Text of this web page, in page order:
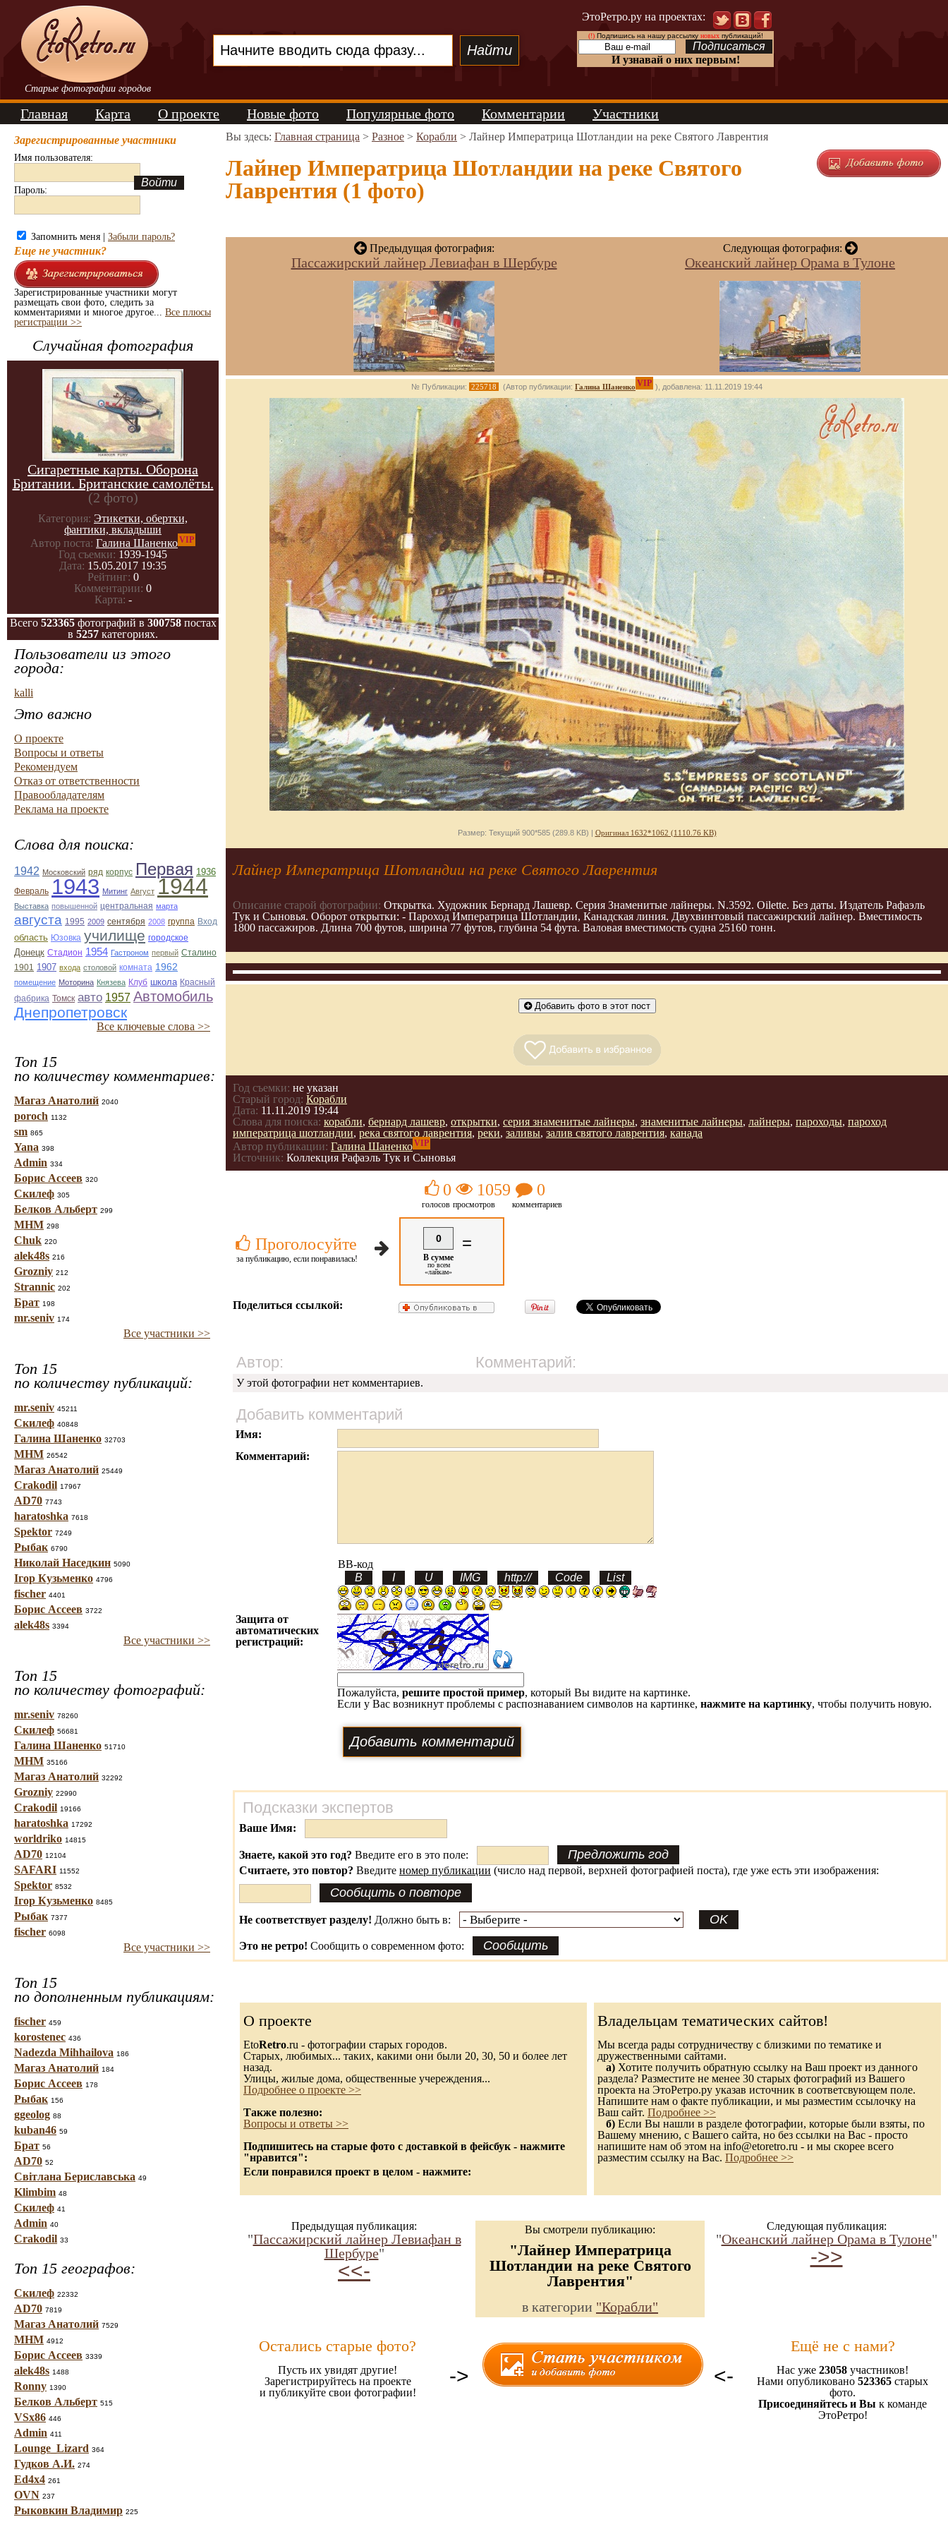
Старые фотографии городов
ЭтоРетро.ру на проектах:
(!)Подпишись на нашу рассылку новыхпубликаций!
И узнавай о них первым!
Главная Карта О проекте Новые фото Популярные фото Комментарии Участники
Зарегистрированные участники
Имя пользователя:
Пароль:
Запомнить меня | Забыли пароль?
Еще не участник?
Зарегистрированные участники могут
размещать свои фото, следить за
комментариями и многое другое... Все плюсы
регистрации >>
Случайная фотография
Сигаретные карты. Оборона
Британии. Британские самолёты.
(2 фото)
Категория: Этикетки, обертки,
фантики, вкладыши
Автор поста: Галина ШаненкоVIP
Год съемки: 1939-1945
Дата: 15.05.2017 19:35
Рейтинг: 0
Комментарии: 0
Карта: -
Всего 523365фотографий в 300758постах
в 5257 категориях.
Пользователи из этого
города:
kalli
Это важно
О проекте
Вопросы и ответы
Рекомендуем
Отказ от ответственности
Правообладателям
Реклама на проекте
Слова для поиска:
1942 Московский ряд корпус Первая 1936
Февраль 1943 Митинг Август 1944
Выставка повышенной центральная марта
августа 1995 2009 сентября 2008 группа Вход
область Юзовка училище городское
Донецк Стадион 1954 Гастроном первый Сталино
1901 1907 входа столовой комната 1962
помещение Моторина Князева Клуб школа Красный
фабрика Томск авто 1957 Автомобиль
Днепропетровск
Все ключевые слова >>
Топ 15
по количеству комментариев:
Магаз Анатолий 2040
poroch 1132
sm 865
Yana 398
Admin 334
Борис Ассеев 320
Скилеф 305
Белков Альберт 299
МНМ 298
Chuk 220
alek48s 216
Grozniy 212
Strannic 202
Брат 198
mr.seniv 174
Все участники >>
Топ 15
по количеству публикаций:
mr.seniv 45211
Скилеф 40848
Галина Шаненко 32703
МНМ 26542
Магаз Анатолий 25449
Crakodil 17967
AD70 7743
haratoshka 7618
Spektor 7249
Рыбак 6790
Николай Наседкин 5090
Ігор Кузьменко 4796
fischer 4401
Борис Ассеев 3722
alek48s 3394
Все участники >>
Топ 15
по количеству фотографий:
mr.seniv 78260
Скилеф 56681
Галина Шаненко 51710
МНМ 35166
Магаз Анатолий 32292
Grozniy 22990
Crakodil 19166
haratoshka 17292
worldriko 14815
AD70 12104
SAFARI 11552
Spektor 8532
Ігор Кузьменко 8485
Рыбак 7377
fischer 6098
Все участники >>
Топ 15
по дополненным публикациям:
fischer 459
korostenec 436
Nadezda Mihhailova 186
Магаз Анатолий 184
Борис Ассеев 178
Рыбак 156
ggeolog 88
kuban46 59
Брат 56
AD70 52
Світлана Бериславська 49
Klimbim 48
Скилеф 41
Admin 40
Crakodil 33
Топ 15 географов:
Скилеф 22332
AD70 7819
Магаз Анатолий 7529
МНМ 4912
Борис Ассеев 3339
alek48s 1488
Ronny 1390
Белков Альберт 515
VSx86 446
Admin 411
Lounge_Lizard 364
Гудков А.И. 274
Ed4x4 261
OVN 237
Рыковкин Владимир 225
Вы здесь: Главная страница > Разное > Корабли > Лайнер Императрица Шотландии на реке Святого Лаврентия
Лайнер Императрица Шотландии на реке Святого
Лаврентия (1 фото)
Предыдущая фотография:
Пассажирский лайнер Левиафан в Шербуре
Следующая фотография:
Океанский лайнер Орама в Тулоне
№ Публикации: 225718 (Автор публикации: Галина Шаненко VIP ), добавлена: 11.11.2019 19:44
Размер: Текущий 900*585 (289.8 KB) | Оригинал 1632*1062 (1110.76 KB)
Лайнер Императрица Шотландии на реке Святого Лаврентия
Описание старой фотографии: Открытка. Художник Бернард Лашевр. Серия Знаменитые лайнеры. N.3592. Oilette. Без даты. Издатель Рафаэль
Тук и Сыновья. Оборот открытки: - Пароход Императрица Шотландии, Канадская линия. Двухвинтовый пассажирский лайнер. Вместимость
1800 пассажиров. Длина 700 футов, ширина 77 футов, глубина 54 фута. Валовая вместимость судна 25160 тонн.
Добавить фото в этот пост
Год съемки: не указан
Старый город: Корабли
Дата: 11.11.2019 19:44
Слова для поиска: корабли, бернард лашевр, открытки, серия знаменитые лайнеры, знаменитые лайнеры, лайнеры, пароходы, пароход
императрица шотландии, река святого лаврентия, реки, заливы, залив святого лаврентия, канада
Автор публикации: Галина ШаненкоVIP
Источник: Коллекция Рафаэль Тук и Сыновья
Проголосуйте
за публикацию, если понравилась!
0
голосов
1059
просмотров
0
комментариев
0
В сумме
по всем
«лайкам»
=
Поделиться ссылкой:
Автор: Комментарий:
У этой фотографии нет комментариев.
Добавить комментарий
Имя:
Комментарий:
BB-код
Защита от
автоматических
регистраций:
Пожалуйста, решите простой пример, который Вы видите на картинке.
Если у Вас возникнут проблемы с распознаванием символов на картинке, нажмите на картинку, чтобы получить новую.
Подсказки экспертов
Ваше Имя:
Знаете, какой это год? Введите его в это поле:
Считаете, это повтор? Введите номер публикации (число над первой, верхней фотографией поста), где уже есть эти изображения:
Не соответствует разделу! Должно быть в:
Это не ретро! Сообщить о современном фото:
О проекте
EtoRetro.ru - фотографии старых городов.
Старых, любимых... таких, какими они были 20, 30, 50 и более лет
назад.
Улицы, жилые дома, общественные учереждения...
Подробнее о проекте >>
Также полезно:
Вопросы и ответы >>
Подпишитесь на старые фото с доставкой в фейсбук - нажмите
"нравится":
Если понравился проект в целом - нажмите:
Владельцам тематических сайтов!
Мы всегда рады сотрудничеству с близкими по тематике и
дружественными сайтами.
а) Хотите получить обратную ссылку на Ваш проект из данного
раздела? Разместите не менее 30 старых фотографий из Вашего
проекта на ЭтоРетро.ру указав источник в соответсвующем поле.
Напишите нам о факте публикации, и мы разместим ссылочку на
Ваш сайт. Подробнее >>
б) Если Вы нашли в разделе фотографии, которые были взяты, по
Вашему мнению, с Вашего сайта, но без ссылки на Вас - просто
напишите нам об этом на info@etoretro.ru - и мы скорее всего
разместим ссылку на Вас. Подробнее >>
Предыдущая публикация:
"Пассажирский лайнер Левиафан в
Шербуре"
<<-
Вы смотрели публикацию:
"Лайнер Императрица
Шотландии на реке Святого
Лаврентия"
в категории "Корабли"
Следующая публикация:
"Океанский лайнер Орама в Тулоне"
->>
Остались старые фото?
Пусть их увидят другие!
Зарегистрируйтесь на проекте
и публикуйте свои фотографии!
-> <-
Ещё не с нами?
Нас уже 23058 участников!
Нами опубликовано 523365 старых
фото.
Присоединяйтесь и Вы к команде
ЭтоРетро!